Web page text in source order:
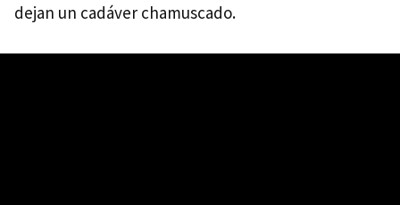
dejan un cadáver chamuscado.